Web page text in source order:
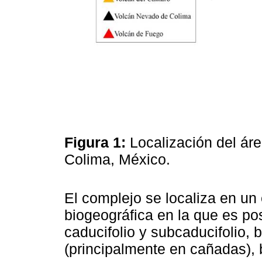
Figura 1: Localización del
Colima, México.
El complejo se localiza en
biogeográfica en la que es
caducifolio y subcaducifolio,
(principalmente en